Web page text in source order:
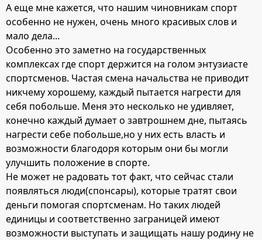
А еще мне кажется, что нашим чиновникам спорт
особенно не нужен, очень много красивых слов и
мало дела...
Особенно это заметно на государственных
комплексах где спорт держится на голом энтузиасте
спортсменов. Частая смена начальства не приводит
никчему хорошему, каждый пытается нагрести для
себя побольше. Меня это несколько не удивляет,
конечно каждый думает о завтрошнем дне, пытаясь
нагрести себе побольше,но у них есть власть и
возможности благодоря которым они бы могли
улучшить положение в спорте.
Не может не радовать тот факт, что сейчас стали
появляться люди(спонсары), которые тратят свои
деньги помогая спортсменам. Но таких людей
единицы и соответственно заграницей имеют
возможности выступать и защищать нашу родину не